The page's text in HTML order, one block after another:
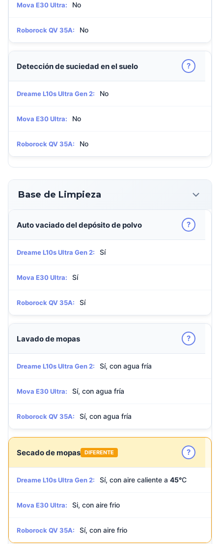
Mova E30 Ultra: No
Roborock QV 35A: No
Detección de suciedad en el suelo ?
Dreame L10s Ultra Gen 2: No
Mova E30 Ultra: No
Roborock QV 35A: No
Base de Limpieza
Auto vaciado del depósito de polvo ?
Dreame L10s Ultra Gen 2: Sí
Mova E30 Ultra: Sí
Roborock QV 35A: Sí
Lavado de mopas ?
Dreame L10s Ultra Gen 2: Sí, con agua fría
Mova E30 Ultra: Sí, con agua fría
Roborock QV 35A: Sí, con agua fría
Secado de mopas DIFERENTE ?
Dreame L10s Ultra Gen 2: Sí, con aire caliente a 45°C
Mova E30 Ultra: Si, con aire frio
Roborock QV 35A: Sí, con aire frio